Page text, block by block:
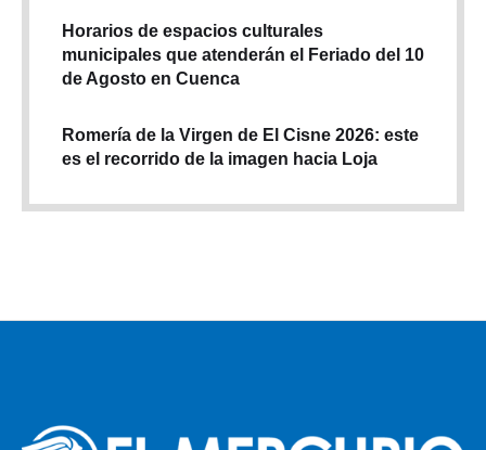
Horarios de espacios culturales
municipales que atenderán el Feriado del 10
de Agosto en Cuenca
Romería de la Virgen de El Cisne 2026: este
es el recorrido de la imagen hacia Loja